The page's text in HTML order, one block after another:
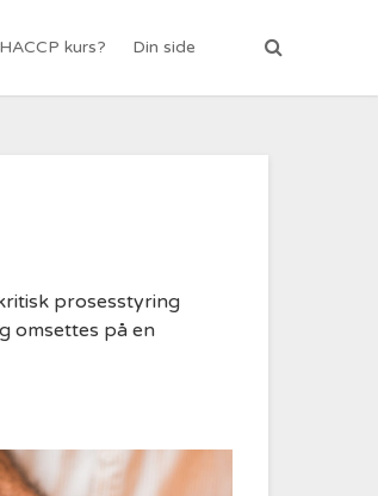
kurs? Din side
prosesstyring
omsettes på en